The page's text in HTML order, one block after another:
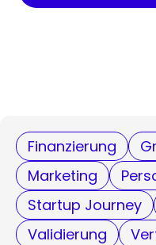
Finanzierung
Marketing
Startup Journey
Validierung